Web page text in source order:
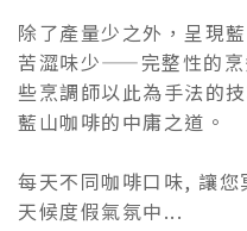
除了產量少之外，呈現
苦澀味少——完整性的烹
些烹調師以此為手法的
藍山咖啡的中庸之道。
每天不同咖啡口味, 讓
天候度假氣氛中...